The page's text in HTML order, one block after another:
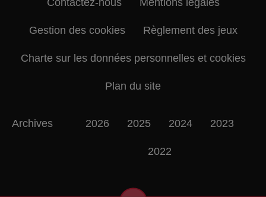
Gestion des cookies Règlement des jeux
Charte sur les données personnelles et cookies
Plan du site
Archives 2026 2025 2024 2023
2022